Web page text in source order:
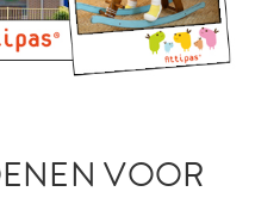
VOOR